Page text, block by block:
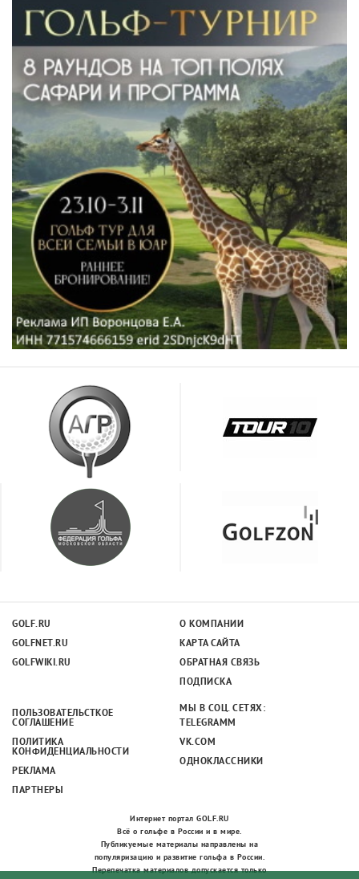
GOLF.RU
GOLFNET.RU
GOLFWIKI.RU
О КОМПАНИИ
КАРТА САЙТА
ОБРАТНАЯ СВЯЗЬ
ПОДПИСКА
ПОЛЬЗОВАТЕЛЬСТКОЕ
СОГЛАШЕНИЕ
ПОЛИТИКА
КОНФИДЕНЦИАЛЬНОСТИ
РЕКЛАМА
ПАРТНЕРЫ
МЫ В СОЦ. СЕТЯХ:
TELEGRAMM
VK.COM
ОДНОКЛАССНИКИ
Интернет портал GOLF.RU
Всё о гольфе в России и в мире.
Публикуемые материалы направлены на
популяризацию и развитие гольфа в России.
Перепечатка материалов допускается только